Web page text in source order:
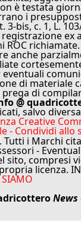
è testata
i
3-bis, c. 1, L.
ex
ROC richiamate.
anche
eventuali
di materiale
di
@
salvo
Creative
- Condividi allo
. Tutti i Marchi
-
sito, compresi
licenza.
News